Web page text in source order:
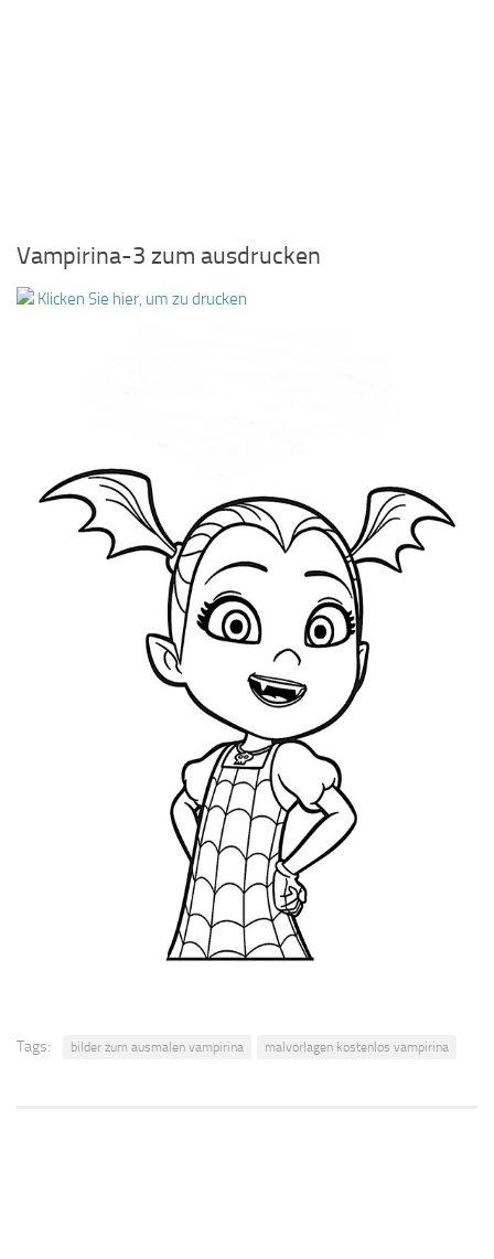
Vampirina-3 zum ausdrucken
Klicken Sie hier, um zu drucken
Tags: bilder zum ausmalen vampirina malvorlagen kostenlos vampirina